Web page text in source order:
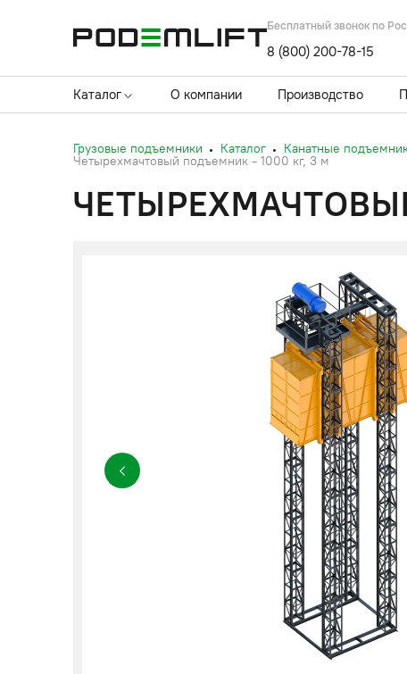
Бесплатный звонок по
8 (800) 200-78-15
Каталог О компании Производство
Грузовые подъемники Каталог Канатные
Четырехмачтовый подъемник - 1000 кг, 3 м